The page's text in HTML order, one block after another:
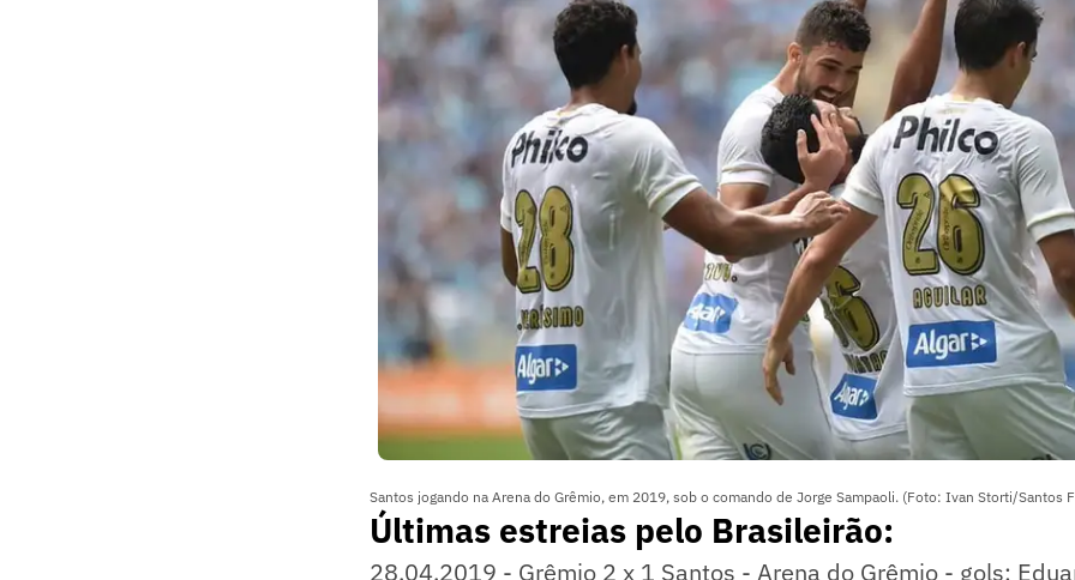
Santos jogando na Arena do Grêmio, em 2019, sob o comando de Jorge Sampaoli. (Foto: Ivan Storti/Santos
Últimas estreias pelo Brasileirão:
28.04.2019 - Grêmio 2 x 1 Santos - Arena do Grêmio - gols: